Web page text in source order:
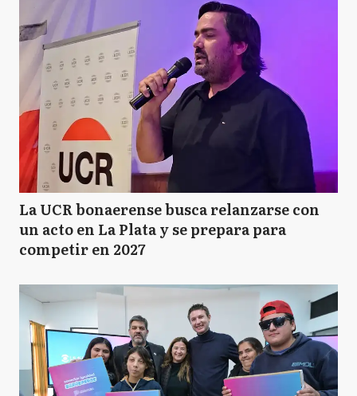
La UCR bonaerense busca relanzarse con
un acto en La Plata y se prepara para
competir en 2027